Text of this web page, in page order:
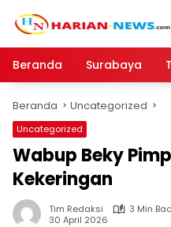
Beranda
Surabaya
Beranda Uncategorized
Uncategorized
Wabup Beky
Kekeringan
Tim Redaksi
3 Min
30 April 2026